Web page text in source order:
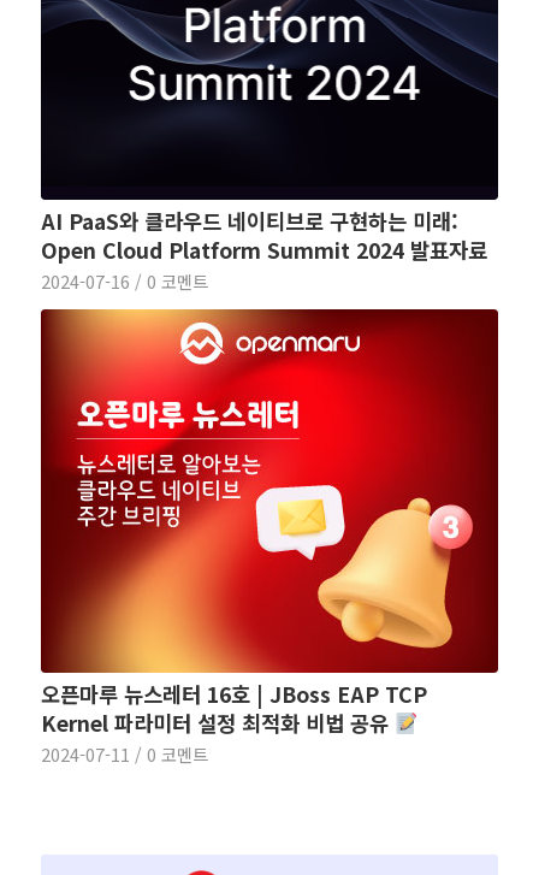
AI PaaS와 클라우드 네이티브로 구현하는 미래:
Open Cloud Platform Summit 2024 발표자료
2024-07-16 / 0 코멘트
오픈마루 뉴스레터 16호 | JBoss EAP TCP
Kernel 파라미터 설정 최적화 비법 공유
2024-07-11 / 0 코멘트